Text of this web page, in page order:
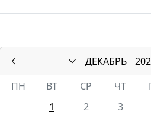
ДЕКАБРЬ
ПН
ВТ СР ЧТ
1
2 3